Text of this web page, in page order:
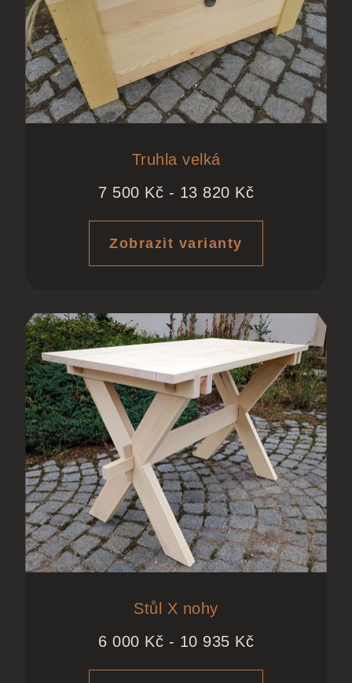
Truhla velká
7 500 Kč - 13 820 Kč
Zobrazit varianty
Stůl X nohy
6 000 Kč - 10 935 Kč